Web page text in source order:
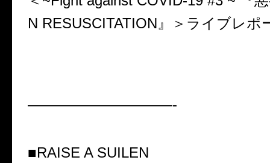
N RESUSCITATION』＞ライブレポ
——————————-
■RAISE A SUILEN